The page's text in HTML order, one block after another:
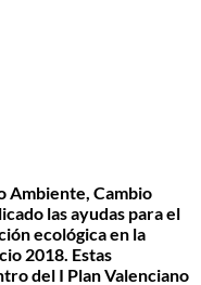
Ambiente, Cambio
las ayudas para el
ecológica en la
2018. Estas
del I Plan Valenciano